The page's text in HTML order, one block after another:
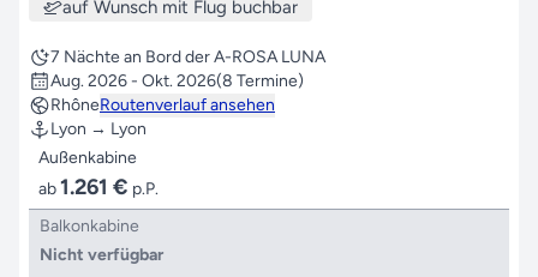
auf Wunsch mit Flug buchbar
7 Nächte an Bord der A-ROSA LUNA
Aug. 2026 - Okt. 2026(8 Termine)
RhôneRoutenverlauf ansehen
Lyon → Lyon
Außenkabine
ab1.261 € p.P.
Balkonkabine
Nicht verfügbar